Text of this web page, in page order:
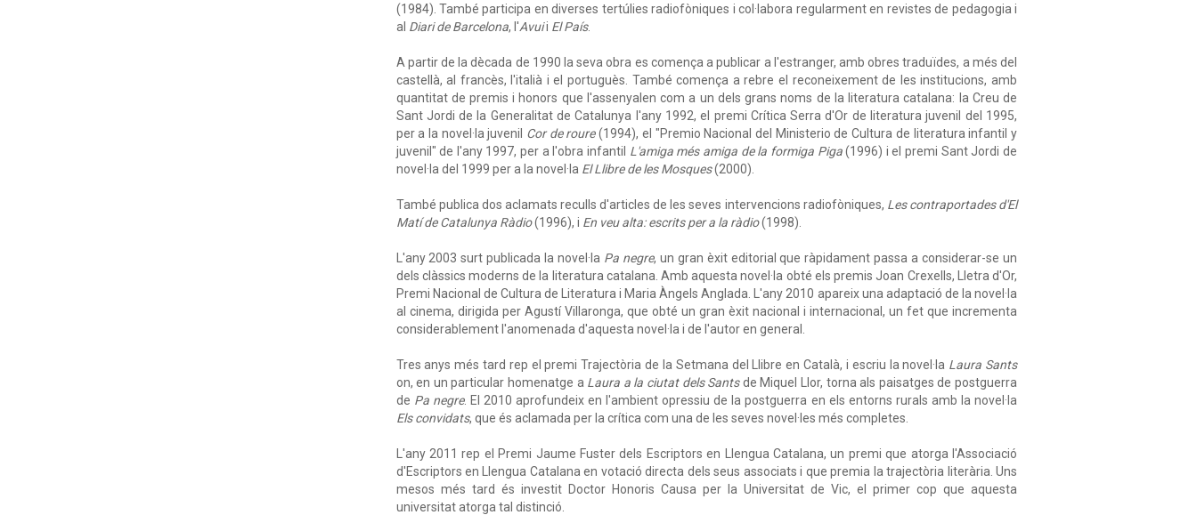
(1984). També participa en diverses tertúlies radiofòniques i col·labora regularment en revistes de pedagogia i
al Diari de Barcelona, l'Avuii El País.
A partir de la dècada de 1990 la seva obra es comença a publicar a l'estranger, amb obres traduïdes, a més del
castellà, al francès, l'italià i el portuguès. També comença a rebre el reconeixement de les institucions, amb
quantitat de premis i honors que l'assenyalen com a un dels grans noms de la literatura catalana: la Creu de
Sant Jordi de la Generalitat de Catalunya l'any 1992, el premi Crítica Serra d'Or de literatura juvenil del 1995,
per a la novel·la juvenil Cor de roure(1994), el "Premio Nacional del Ministerio de Cultura de literatura infantil y
juvenil" de l'any 1997, per a l'obra infantil L'amiga més amiga de la formiga Piga(1996) i el premi Sant Jordi de
novel·la del 1999 per a la novel·la El Llibre de les Mosques(2000).
També publica dos aclamats reculls d'articles de les seves intervencions radiofòniques, Les contraportades d'El
Matí de Catalunya Ràdio(1996), i En veu alta: escrits per a la ràdio(1998).
L'any 2003 surt publicada la novel·la Pa negre, un gran èxit editorial que ràpidament passa a considerar-se un
dels clàssics moderns de la literatura catalana. Amb aquesta novel·la obté els premis Joan Crexells, Lletra d'Or,
Premi Nacional de Cultura de Literatura i Maria Àngels Anglada. L'any 2010 apareix una adaptació de la novel·la
al cinema, dirigida per Agustí Villaronga, que obté un gran èxit nacional i internacional, un fet que incrementa
considerablement l'anomenada d'aquesta novel·la i de l'autor en general.
Tres anys més tard rep el premi Trajectòria de la Setmana del Llibre en Català, i escriu la novel·la Laura Sants
on, en un particular homenatge a Laura a la ciutat dels Santsde Miquel Llor, torna als paisatges de postguerra
de Pa negre. El 2010 aprofundeix en l'ambient opressiu de la postguerra en els entorns rurals amb la novel·la
Els convidats, que és aclamada per la crítica com una de les seves novel·les més completes.
L'any 2011 rep el Premi Jaume Fuster dels Escriptors en Llengua Catalana, un premi que atorga l'Associació
d'Escriptors en Llengua Catalana en votació directa dels seus associats i que premia la trajectòria literària. Uns
mesos més tard és investit Doctor Honoris Causa per la Universitat de Vic, el primer cop que aquesta
universitat atorga tal distinció.